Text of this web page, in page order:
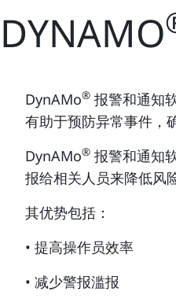
DYNAMO
DynAMo® 报警和通知
有助于预防异常事件，
DynAMo® 报警和通知
报给相关人员来降低风
其优势包括：
• 提高操作员效率
• 减少警报滥报